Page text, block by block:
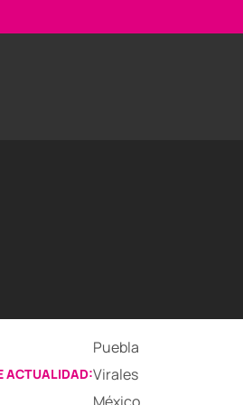
ACTUALIDAD:
Puebla
Virales
México